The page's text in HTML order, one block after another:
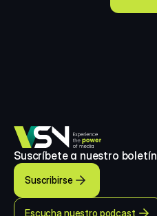
Suscríbete a nuestro boletín
Suscribirse
Escucha nuestro podcast